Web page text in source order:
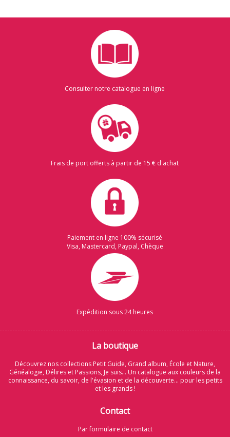
Consulter notre catalogue en ligne
Frais de port offerts à partir de 15 € d'achat
Paiement en ligne 100% sécurisé
Visa, Mastercard, Paypal, Chèque
Expédition sous 24 heures
La boutique
Découvrez nos collections Petit Guide, Grand album, École et Nature,
Généalogie, Délires et Passions, Je suis... Un catalogue aux couleurs de la
connaissance, du savoir, de l'évasion et de la découverte... pour les petits
et les grands !
Contact
Par formulaire de contact